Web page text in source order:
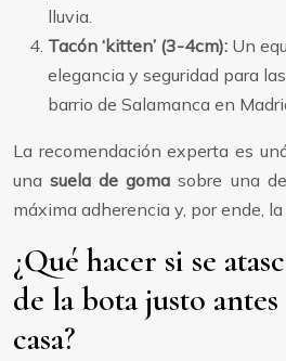
lluvia.
Tacón ‘kitten’ (3-4cm): Un
elegancia y seguridad para
barrio de Salamanca en
La recomendación experta es
unasuela de goma sobre una
máxima adherencia y, por ende,
¿Qué hacer si se
de la bota justo
casa?